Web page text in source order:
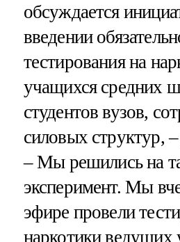
обсуждается
введении
тестирования на
учащихся средних
студентов вузов,
силовых структур, –
– Мы решились на
эксперимент. Мы
эфире провели
наркотики ведущих